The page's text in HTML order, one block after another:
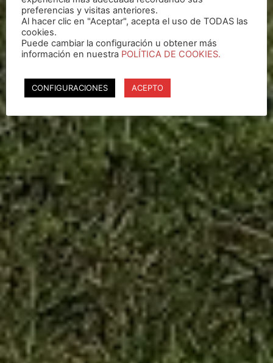
preferencias y visitas anteriores.
Al hacer clic en "Aceptar", acepta el uso de TODAS las
cookies.
Puede cambiar la configuración u obtener más
información en nuestra POLÍTICA DE COOKIES.
CONFIGURACIONES ACEPTO